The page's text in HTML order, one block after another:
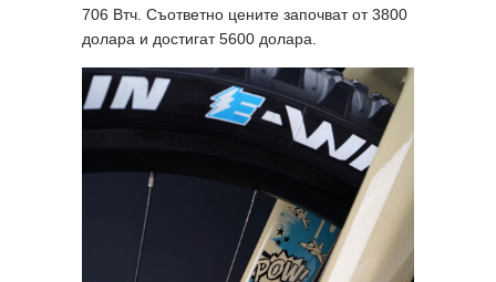
706 Втч. Съответно цените започват от 3800
долара и достигат 5600 долара.